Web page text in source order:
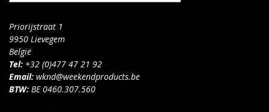
Priorijstraat 1
9950 Lievegem
België
Tel: +32 (0)477 47 21 92
Email: wknd@weekendproducts.be
BTW: BE 0460.307.560